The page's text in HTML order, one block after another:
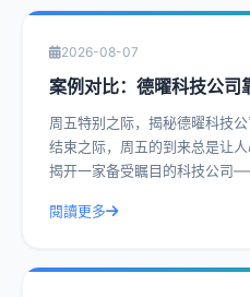
2026-08-07
案例对比：德曜科技公司
周五特别之际，揭秘德曜科技公司靠谱程度
结束之际，周五的到来总是让
揭开一家备受瞩目的科技公司
閱讀更多